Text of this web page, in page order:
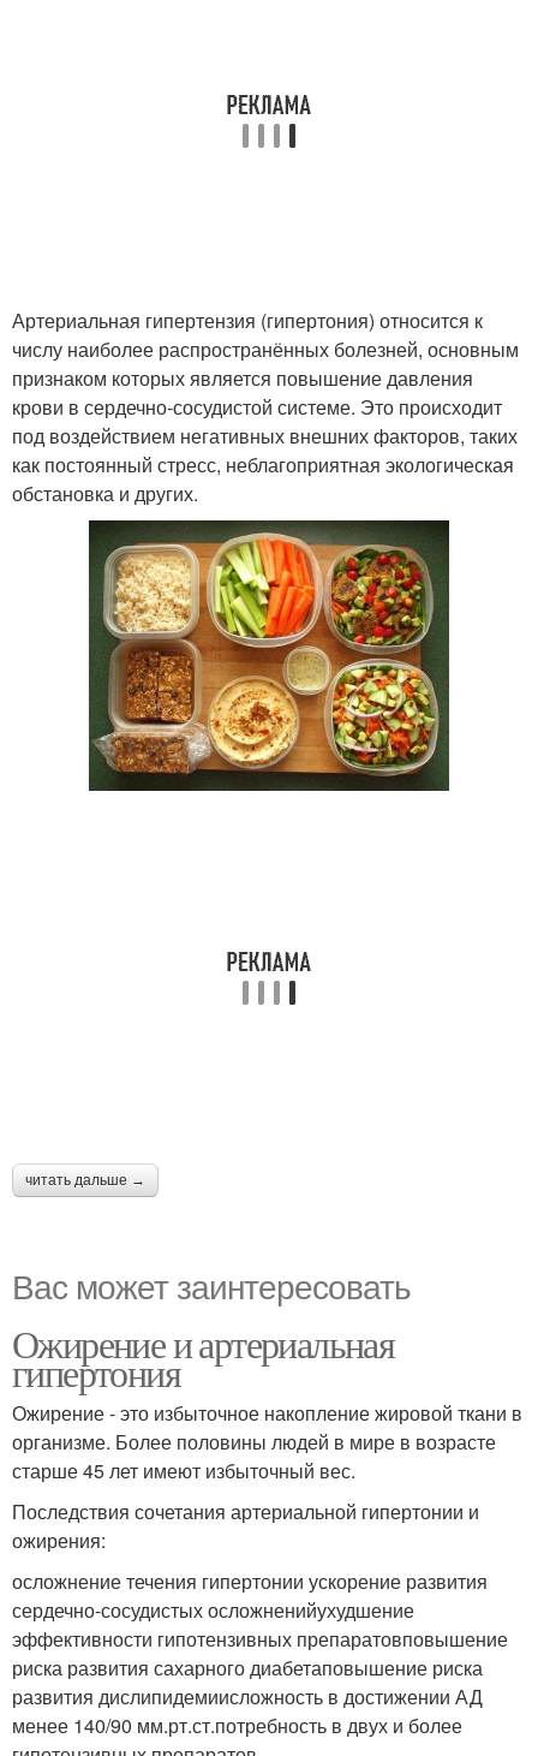
Артериальная гипертензия (гипертония) относится к
числу наиболее распространённых болезней, основным
признаком которых является повышение давления
крови в сердечно-сосудистой системе. Это происходит
под воздействием негативных внешних факторов, таких
как постоянный стресс, неблагоприятная экологическая
обстановка и других.
читать дальше →
Вас может заинтересовать
Ожирение и артериальная
гипертония
Ожирение - это избыточное накопление жировой ткани в
организме. Более половины людей в мире в возрасте
старше 45 лет имеют избыточный вес.
Последствия сочетания артериальной гипертонии и
ожирения:
осложнение течения гипертонии ускорение развития
сердечно-сосудистых осложненийухудшение
эффективности гипотензивных препаратовповышение
риска развития сахарного диабетаповышение риска
развития дислипидемиисложность в достижении АД
менее 140/90 мм.рт.ст.потребность в двух и более